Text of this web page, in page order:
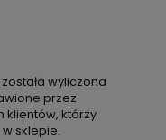
wyliczona
przez
klientów, którzy
sklepie.